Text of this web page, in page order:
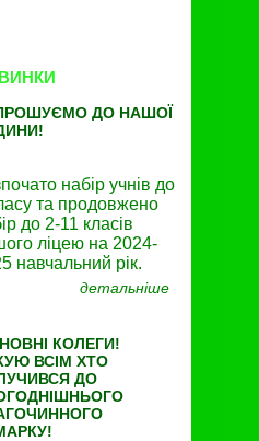
ДО НАШОЇ
набір учнів до
та продовжено
до 2-11 класів
ліцею на 2024-
навчальний рік.
детальніше
КОЛЕГИ!
ВСІМ ХТО
ДО